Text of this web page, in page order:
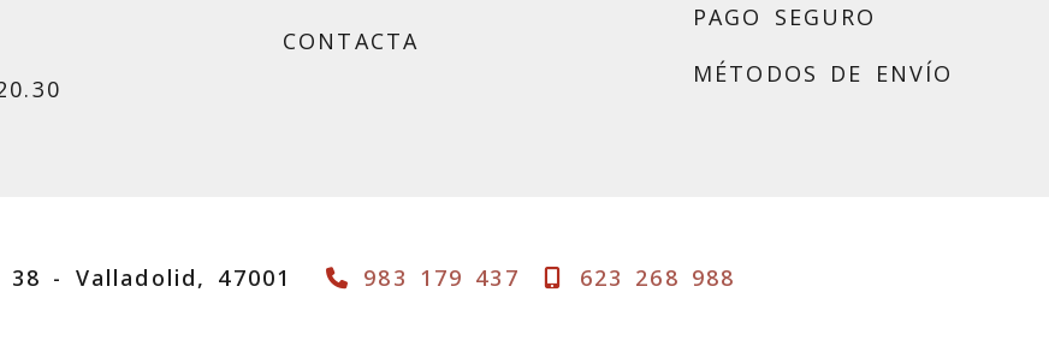
CONTACTA
PAGO SEGURO
MÉTODOS DE ENVÍO
38 - Valladolid, 47001 983 179 437 623 268 988